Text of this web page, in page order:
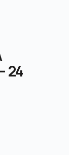
24